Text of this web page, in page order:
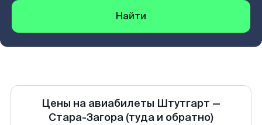
Найти
Цены на авиабилеты Штутгарт —
Стара-Загора (туда и обратно)